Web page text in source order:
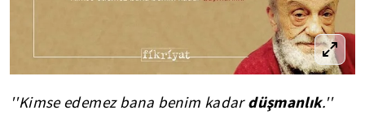
''Kimse edemez bana benim kadardüşmanlık.''